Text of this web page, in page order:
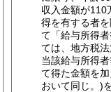
収入金額が110
得を有する者
て「給与所得
ては、地方税
当該給与所得
て得た金額を加
おいて同じ。)